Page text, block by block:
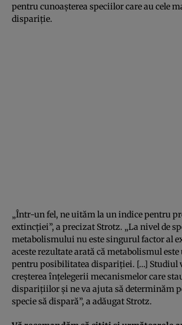
pentru cunoaşterea speciilor care au cele
dispariţie.
„Într-un fel, ne uităm la un indice pentru
extincţiei”, a precizat Strotz. „La nivel de
metabolismului nu este singurul factor al
aceste rezultate arată că metabolismul este
pentru posibilitatea dispariţiei. […] Studiul
creşterea înţelegerii mecanismelor care
dispariţiilor şi ne va ajuta să determinăm
specie să dispară”, a adăugat Strotz.